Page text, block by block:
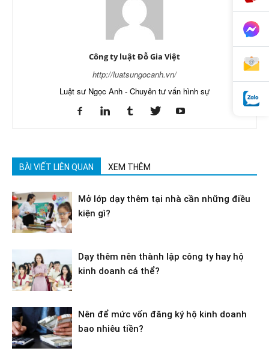
Công ty luật Đỗ Gia Việt
http://luatsungocanh.vn/
Luật sư Ngọc Anh - Chuyên tư vấn hình sự
BÀI VIẾT LIÊN QUAN XEM THÊM
Mở lớp dạy thêm tại nhà cần những điều
kiện gì?
Dạy thêm nên thành lập công ty hay hộ
kinh doanh cá thể?
Nên để mức vốn đăng ký hộ kinh doanh
bao nhiêu tiền?